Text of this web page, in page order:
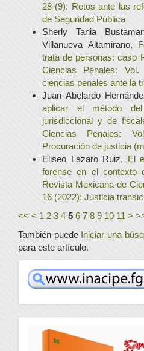
28 (9): Retos ante las
de Seguridad Pública
Sherly Tania
Villanueva Altamirano,
trata de personas: caso
Ciencias Penales:
ciencias penales ante la
Juan Abelardo
aplicar el método
jurisdiccional y de
Ciencias Penales:
Procuración de justicia
Eliseo Lázaro Ruiz, El
forense en el contexto
Revista Mexicana de
16 (2022): Justicia
<< < 1 2 3 4 5 6 7 8 9 10 11 >
También puede Iniciar una
para este artículo.
www
convocatoria